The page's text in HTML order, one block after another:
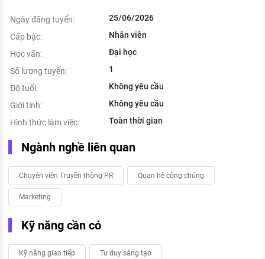
Ngày đăng tuyển:
25/06/2026
Cấp bậc:
Nhân viên
Học vấn:
Đại học
Số lượng tuyển:
1
Độ tuổi:
Không yêu cầu
Giới tính:
Không yêu cầu
Hình thức làm việc:
Toàn thời gian
Ngành nghề liên quan
Chuyên viên Truyền thông PR Quan hệ công chúng
Marketing
Kỹ năng cần có
Kỹ năng giao tiếp Tư duy sáng tạo